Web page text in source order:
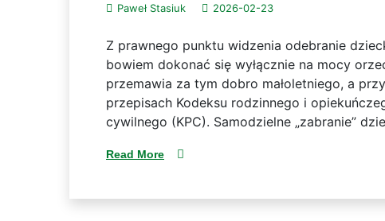
Paweł Stasiuk 2026-02-23
Z prawnego punktu widzenia odebranie
bowiem dokonać się wyłącznie na mocy
przemawia za tym dobro małoletniego, a
przepisach Kodeksu rodzinnego i
cywilnego (KPC). Samodzielne „zabranie”
Read More